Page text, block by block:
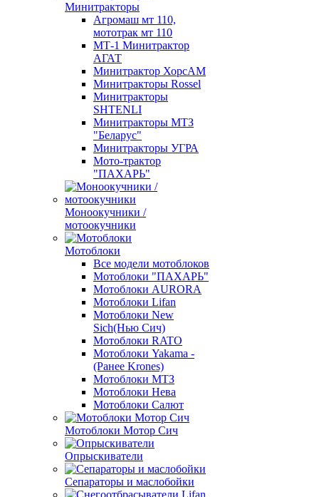
Минитракторы
Агромаш мт 110,
мототрак мт 110
МТ-1 Минитрактор
АГАТ
Минитрактор ХорсАМ
Минитракторы Rossel
Минитракторы
SHTENLI
Минитракторы МТЗ
"Беларус"
Минитракторы УГРА
Мото-трактор
"ПАХАРЬ"
Моноокучники /
мотоокучники
Мотоблоки
Все модели мотоблоков
Мотоблоки "ПАХАРЬ"
Мотоблоки AURORA
Мотоблоки Lifan
Мотоблоки New
Sich(Нью Сич)
Мотоблоки RATO
Мотоблоки Yakama -
(Ранее Krones)
Мотоблоки МТЗ
Мотоблоки Нева
Мотоблоки Салют
Мотоблоки Мотор Сич
Опрыскиватели
Сепараторы и маслобойки